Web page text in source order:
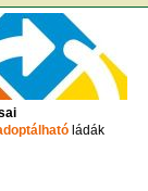
ládák